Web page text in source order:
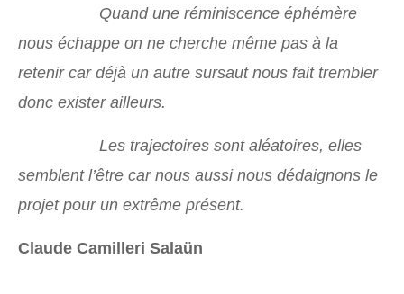
Quand une réminiscence éphémère
nous échappe on ne cherche même pas à la
retenir car déjà un autre sursaut nous fait trembler
donc exister ailleurs.
Les trajectoires sont aléatoires, elles
semblent l’être car nous aussi nous dédaignons le
projet pour un extrême présent.
Claude Camilleri Salaün